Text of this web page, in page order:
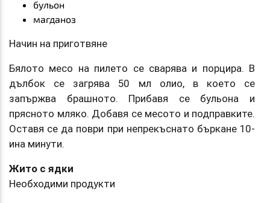
бульон
магданоз
Начин на приготвяне
Бялото месо на пилето се сварява и порцира. В
дълбок се загрява 50 мл олио, в което се
запържва брашното. Прибавя се бульона и
прясното мляко. Добавя се месото и подправките.
Оставя се да поври при непрекъснато бъркане 10-
ина минути.
Жито с ядки
Необходими продукти